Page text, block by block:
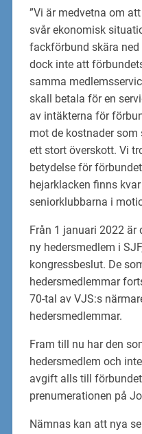
”Vi är medvetna om
svår ekonomisk
fackförbund skära
dock inte att
samma
skall betala för en
av intäkterna för
mot de kostnader
ett stort överskott. Vi
betydelse för
hejarklacken finns
seniorklubbarna i
Från 1 januari 2022
ny hedersmedlem i
kongressbeslut. De
hedersmedlemmar
70-tal av VJS:s
hedersmedlemmar.
Fram till nu har den
hedersmedlem och
avgift alls till
prenumerationen på
Nämnas kan att nya